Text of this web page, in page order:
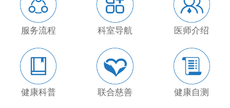
服务流程 科室导航 医师介绍
健康科普 联合慈善 健康自测